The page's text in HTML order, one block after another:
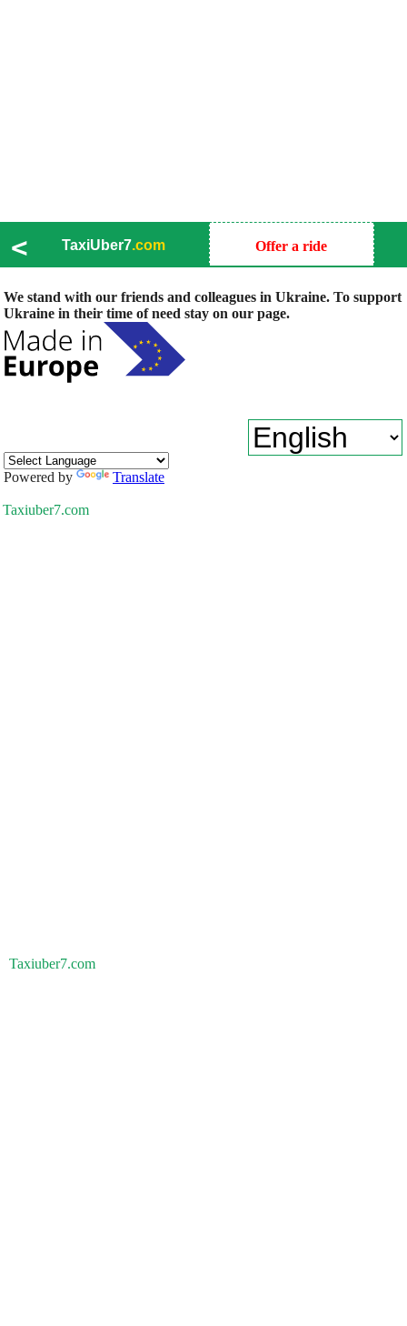
< TaxiUber7.com Offer a ride
We stand with our friends and colleagues in Ukraine. To support
Ukraine in their time of need stay on our page.
Powered by Translate
Taxiuber7.com
Taxiuber7.com